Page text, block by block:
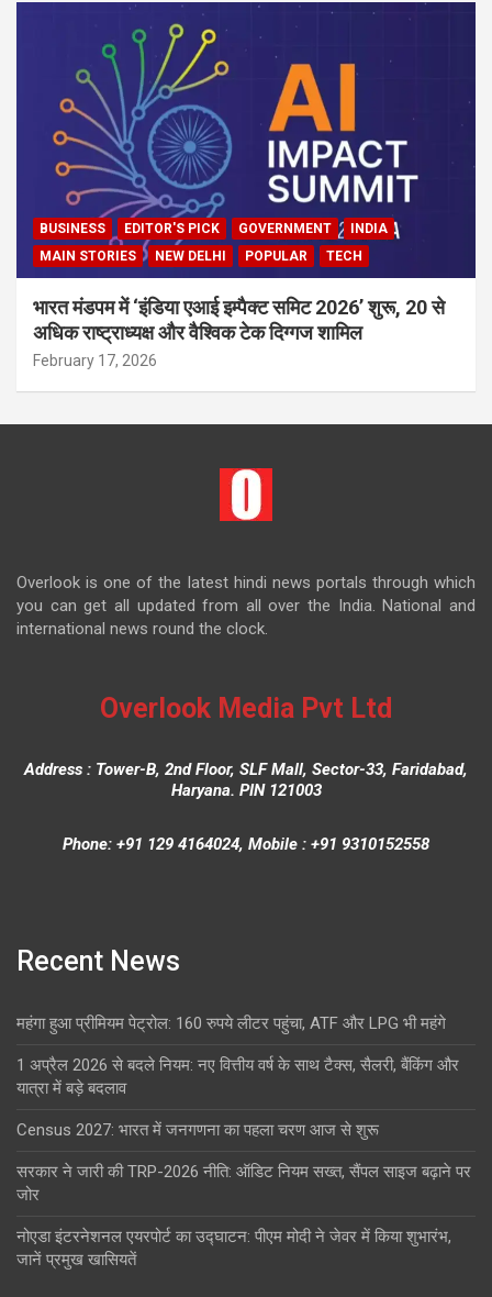
BUSINESS EDITOR'S PICK GOVERNMENT
INDIA
MAIN STORIES
NEW DELHI POPULAR TECH
भारत मंडपम में ‘इंडिया एआई इम्पैक्ट समिट 2026’ शुरू, 20 से
अधिक राष्ट्राध्यक्ष और वैश्विक टेक दिग्गज शामिल
February 17, 2026
Overlook is one of the latest hindi news portals through which
you can get all updated from all over the India. National and
international news round the clock.
Overlook Media Pvt Ltd
Address : Tower-B, 2nd Floor, SLF Mall, Sector-33, Faridabad,
Haryana. PIN 121003
Phone: +91 129 4164024, Mobile : +91 9310152558
Recent News
महंगा हुआ प्रीमियम पेट्रोल: 160 रुपये लीटर पहुंचा, ATF और LPG भी महंगे
1 अप्रैल 2026 से बदले नियम: नए वित्तीय वर्ष के साथ टैक्स, सैलरी, बैंकिंग और
यात्रा में बड़े बदलाव
Census 2027: भारत में जनगणना का पहला चरण आज से शुरू
सरकार ने जारी की TRP-2026 नीति: ऑडिट नियम सख्त, सैंपल साइज बढ़ाने पर
जोर
नोएडा इंटरनेशनल एयरपोर्ट का उद्घाटन: पीएम मोदी ने जेवर में किया शुभारंभ,
जानें प्रमुख खासियतें